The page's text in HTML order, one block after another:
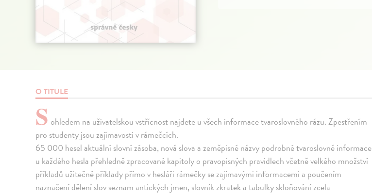
O TITULE
S ohledem na uživatelskou vstřícnost najdete u všech informace tvaroslovného rázu. Zpestřením
pro studenty jsou zajímavosti v rámečcích.
65 000 hesel aktuální slovní zásoba, nová slova a zeměpisné názvy podrobné tvaroslovné informace
u každého hesla přehledně zpracované kapitoly o pravopisných pravidlech včetně velkého množství
příkladů užitečné příklady přímo v hesláři rámečky se zajímavými informacemi a poučením
naznačení dělení slov seznam antických jmen, slovník zkratek a tabulky skloňování zcela